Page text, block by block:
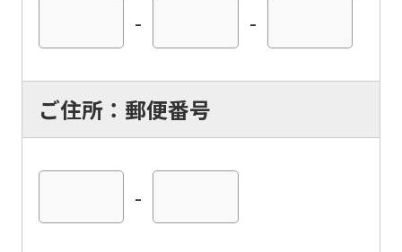
- -
ご住所：郵便番号
-